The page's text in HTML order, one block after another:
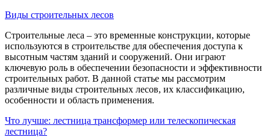
Виды строительных лесов
Строительные леса – это временные конструкции, которые
используются в строительстве для обеспечения доступа к
высотным частям зданий и сооружений. Они играют
ключевую роль в обеспечении безопасности и эффективности
строительных работ. В данной статье мы рассмотрим
различные виды строительных лесов, их классификацию,
особенности и область применения.
Что лучше: лестница трансформер или телескопическая
лестница?